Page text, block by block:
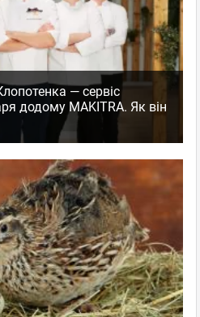
— сервіс
додому MAKITRA. Як він